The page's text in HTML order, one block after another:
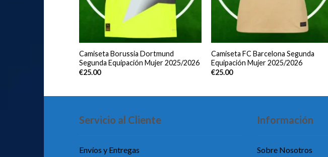
Camiseta Borussia Dortmund
Segunda Equipación Mujer 2025/2026
€25.00
Camiseta FC Barcelona Segunda
Equipación Mujer 2025/2026
€25.00
Servicio al Cliente
Envíos y Entregas
Información
Sobre Nosotros